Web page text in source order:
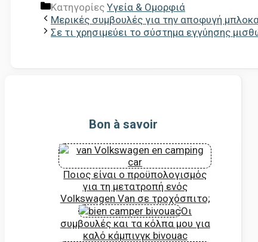
Κατηγορίες Υγεία & Ομορφιά
Μερικές συμβουλές για την αποφυγή
Σε τι χρησιμεύει το σύστημα εγγύησης
Bon à savoir
Ποιος είναι ο προϋπολογισμός
για τη μετατροπή ενός
Volkswagen Van σε τροχόσπιτο;
Οι
συμβουλές και τα κόλπα μου για
καλό κάμπινγκ bivouac